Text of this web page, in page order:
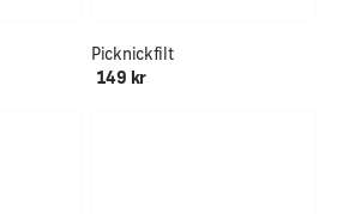
Picknickfilt
149 kr